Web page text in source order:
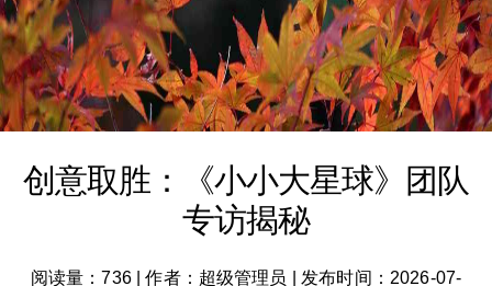
创意取胜：《小小大星球》团队
专访揭秘
阅读量：736|作者：超级管理员
发布时间：2026-07-